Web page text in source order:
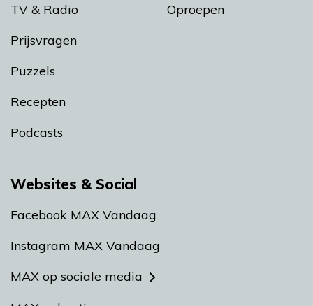
TV & Radio
Prijsvragen
Puzzels
Recepten
Podcasts
Oproepen
Websites & Social
Facebook MAX Vandaag
Instagram MAX Vandaag
MAX op sociale media